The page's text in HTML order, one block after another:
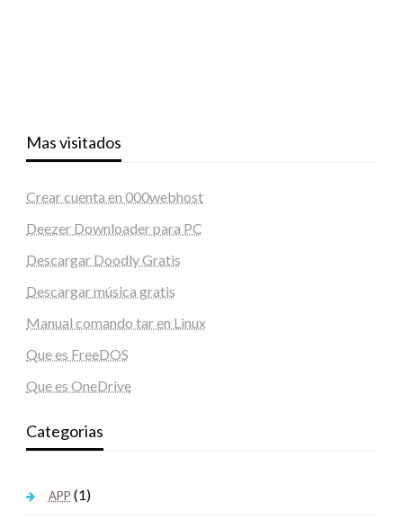
Mas visitados
Crear cuenta en 000webhost
Deezer Downloader para PC
Descargar Doodly Gratis
Descargar música gratis
Manual comando tar en Linux
Que es FreeDOS
Que es OneDrive
Categorias
APP (1)